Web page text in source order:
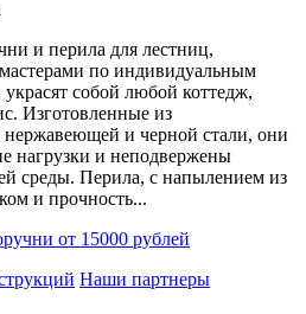
и перила для лестниц,
по индивидуальным
украсят собой любой коттедж,
Изготовленные из
нержавеющей и черной стали, они
нагрузки и неподвержены
среды. Перила, с напылением из
и прочность...
от 15000 рублей
Наши партнеры